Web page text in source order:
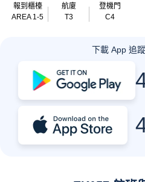
報到櫃檯
AREA 1-5
航廈
T3
登機門
C4
下載 App 追